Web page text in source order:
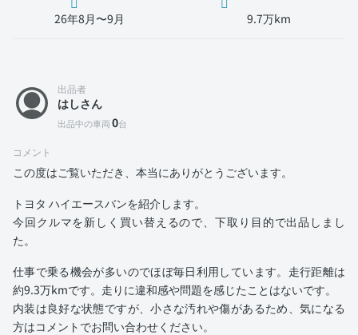
26年8月〜9月 9.7万km
出品者
はしさん
出品中の車両0台
コメント
この度はご覧いただき、本当にありがとうございます。
トヨタ ハイエースバンを紹介します。
今回クルマを新しく買い替えるので、下取り目的で出品しまし
た。
仕事で乗る機会が多いのでほぼ毎日利用しています。走行距離は
約9.3万kmです。走りに違和感や問題を感じたことはないです。
内装は良好な状態ですが、小さな汚れや傷があるため、気になる
方はコメントでお問い合わせください。